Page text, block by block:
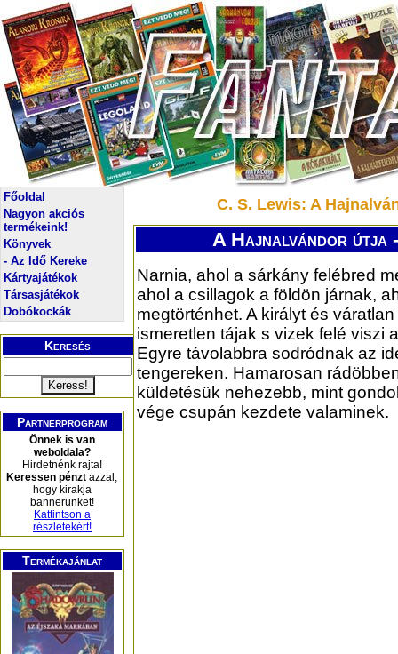
Főoldal
Nagyon akciós
termékeink!
Könyvek
- Az Idő Kereke
Kártyajátékok
Társasjátékok
Dobókockák
Keresés
Partnerprogram
Önnek is van
weboldala?
Hirdetnénk rajta!
Keressen pénzt azzal,
hogy kirakja
bannerünket!
Kattintson a
részletekért!
Termékajánlat
C. S. Lewis: A
A Hajnalvándor útja
Narnia, ahol a sárkány felébred
ahol a csillagok a földön járnak,
megtörténhet. A királyt és
ismeretlen tájak s vizek felé viszi
Egyre távolabbra sodródnak az
tengereken. Hamarosan
küldetésük nehezebb, mint
vége csupán kezdete valaminek.